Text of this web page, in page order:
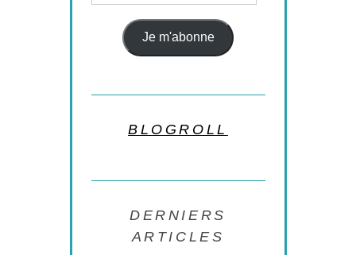
Je m'abonne
BLOGROLL
DERNIERS
ARTICLES